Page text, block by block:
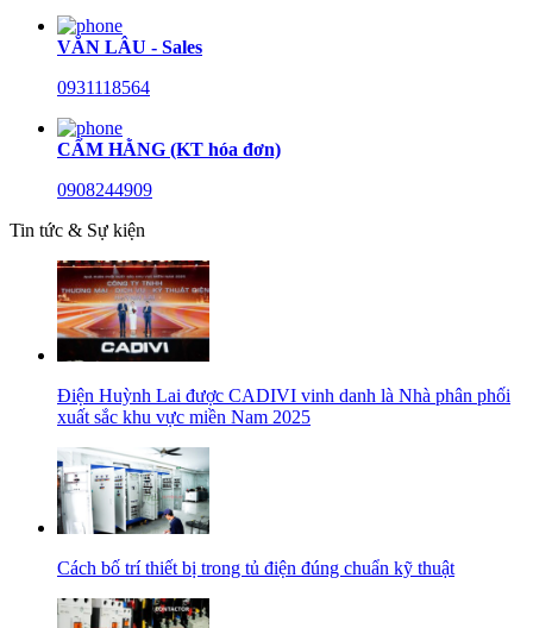
VĂN LÂU - Sales
0931118564
CẨM HẰNG (KT hóa đơn)
0908244909
Tin tức & Sự kiện
Điện Huỳnh Lai được CADIVI vinh danh là Nhà phân phối
xuất sắc khu vực miền Nam 2025
Cách bố trí thiết bị trong tủ điện đúng chuẩn kỹ thuật